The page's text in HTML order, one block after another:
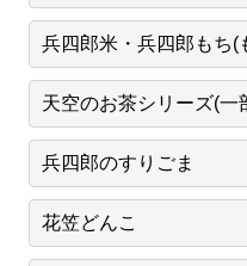
兵四郎米・兵四郎もち(
天空のお茶シリーズ(一
兵四郎のすりごま
花笠どんこ